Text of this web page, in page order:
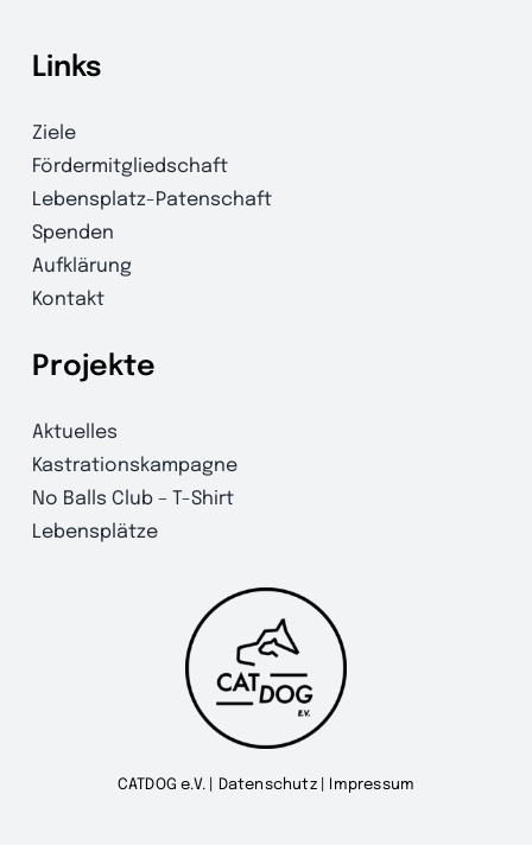
Links
Ziele
Fördermitgliedschaft
Lebensplatz-Patenschaft
Spenden
Aufklärung
Kontakt
Projekte
Aktuelles
Kastrationskampagne
No Balls Club – T-Shirt
Lebensplätze
CATDOG e.V. | Datenschutz| Impressum